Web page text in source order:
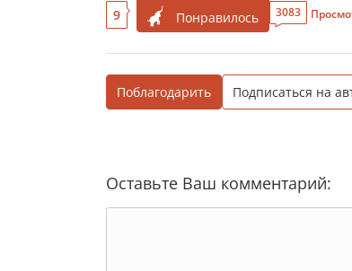
9 Понравилось 3083
Поблагодарить Подписаться на
Оставьте Ваш комментарий: